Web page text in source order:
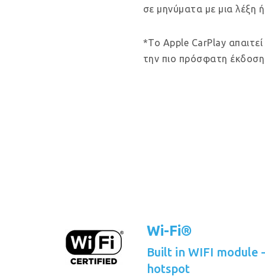
σε μηνύματα με μια λέξη
*Το Apple CarPlay
την πιο πρόσφατη
Wi-Fi®
Built in WIFI module
hotspot